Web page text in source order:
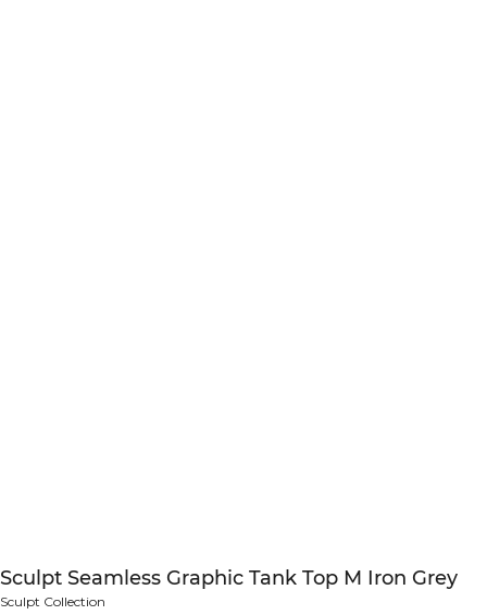
Sculpt Seamless Graphic Tank Top M Iron Grey
Sculpt Collection